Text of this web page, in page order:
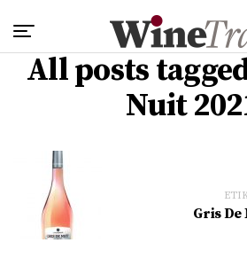
All posts
Nuit
Gris De